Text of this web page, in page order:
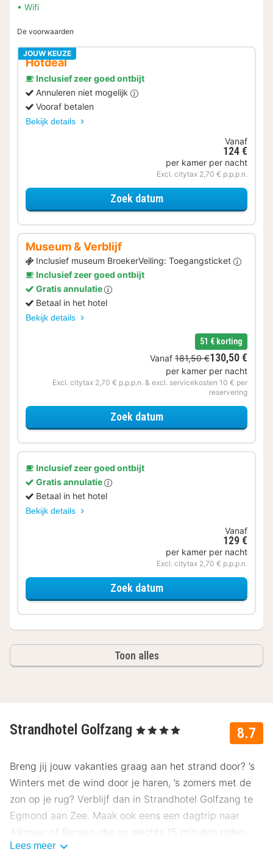
Wifi
De voorwaarden
JOUW KEUZE
Hotdeal
Inclusief zeer goed ontbijt
Annuleren niet mogelijk
Vooraf betalen
Bekijk details
Vanaf
124 €
per kamer per nacht
Excl. citytax 2,70 € p.p.p.n.
Zoek datumvoor Budget kamer
Museum & Verblijf
Inclusief museum BroekerVeiling: Toegangsticket
Inclusief zeer goed ontbijt
Gratis annulatie
Betaal in het hotel
Bekijk details
51 € korting
Vanaf 181,50 €130,50 €
per kamer per nacht
Excl. citytax 2,70 € p.p.p.n. & excl. servicekosten 10 € per
reservering
Zoek datumvoor Museum & Verblijf
Inclusief zeer goed ontbijt
Gratis annulatie
Betaal in het hotel
Bekijk details
Vanaf
129 €
per kamer per nacht
Excl. citytax 2,70 € p.p.p.n.
Zoek datumvoor Budget kamer
Toon alles
8.7
Strandhotel Golfzang , 4 Sterren
Breng jij jouw vakanties graag aan het strand door? ’s
Winters met de wind door je haren, ’s zomers met de
zon op je rug? Verblijf dan in Strandhotel Golfzang te
Egmond aan Zee. Maak ook eens een dagtrip naar
Alkmaar of Bergen, die op slechts 15 minuten rijden
liggen.
Lees meer